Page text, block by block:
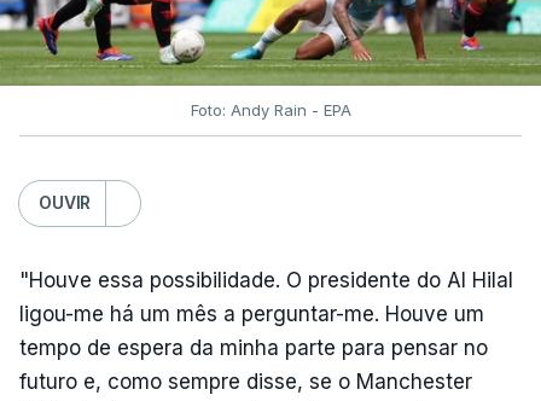
Foto: Andy Rain - EPA
OUVIR
"Houve essa possibilidade. O presidente do Al Hilal
ligou-me há um mês a perguntar-me. Houve um
tempo de espera da minha parte para pensar no
futuro e, como sempre disse, se o Manchester